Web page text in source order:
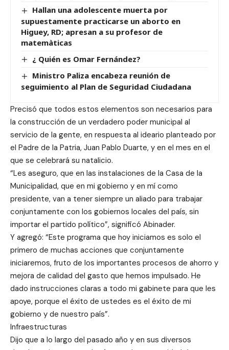
Hallan una adolescente muerta por
supuestamente practicarse un aborto en
Higuey, RD; apresan a su profesor de
matemàticas
¿ Quién es Omar Fernández?
Ministro Paliza encabeza reunión de
seguimiento al Plan de Seguridad Ciudadana
Precisó que todos estos elementos son necesarios para
la construcción de un verdadero poder municipal al
servicio de la gente, en respuesta al ideario planteado por
el Padre de la Patria, Juan Pablo Duarte, y en el mes en el
que se celebrará su natalicio.
“Les aseguro, que en las instalaciones de la Casa de la
Municipalidad, que en mi gobierno y en mí como
presidente, van a tener siempre un aliado para trabajar
conjuntamente con los gobiernos locales del país, sin
importar el partido político”, significó Abinader.
Y agregó: “Este programa que hoy iniciamos es solo el
primero de muchas acciones que conjuntamente
iniciaremos, fruto de los importantes procesos de ahorro y
mejora de calidad del gasto que hemos impulsado. He
dado instrucciones claras a todo mi gabinete para que les
apoye, porque el éxito de ustedes es el éxito de mi
gobierno y de nuestro país”.
Infraestructuras
Dijo que a lo largo del pasado año y en sus diversos